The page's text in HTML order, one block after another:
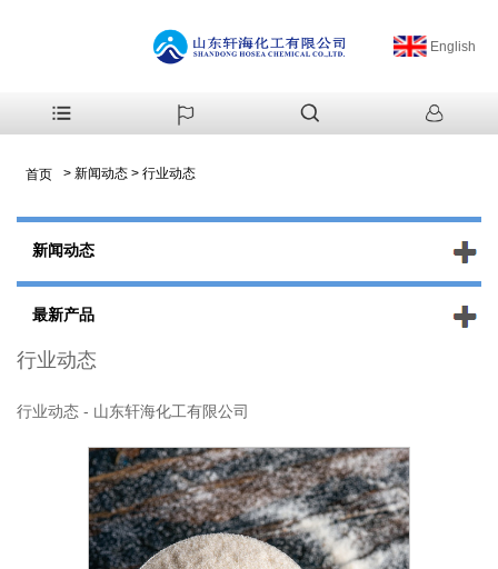
English
首页 > 新闻动态 > 行业动态
新闻动态
最新产品
行业动态
行业动态 - 山东轩海化工有限公司